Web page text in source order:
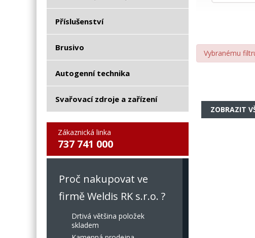
Příslušenství
Brusivo
Autogenní technika
Svařovací zdroje a zařízení
Zákaznická linka
737 741 000
Proč nakupovat ve
firmě Weldis RK s.r.o. ?
Drtivá většina položek
skladem
Vybranému
ZOBRAZIT